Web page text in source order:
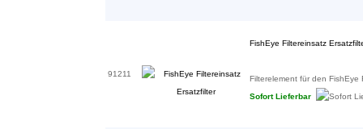
91211
FishEye Filtereinsatz
Filterelement für den FishEye
Sofort Lieferbar